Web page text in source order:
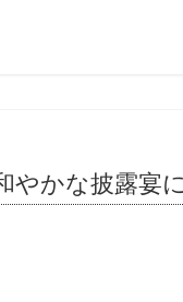
やかな披露宴